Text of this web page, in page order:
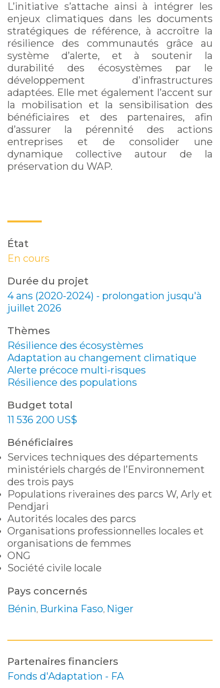
État
En cours
Durée du projet
4 ans (2020-2024) - prolongation jusqu'à
juillet 2026
Thèmes
Résilience des écosystèmes
Adaptation au changement climatique
Alerte précoce multi-risques
Résilience des populations
Budget total
11 536 200 US$
Bénéficiaires
Services techniques des départements
ministériels chargés de l’Environnement
des trois pays
Populations riveraines des parcs W, Arly et
Pendjari
Autorités locales des parcs
Organisations professionnelles locales et
organisations de femmes
ONG
Société civile locale
Pays concernés
Bénin, Burkina Faso, Niger
L’initiative s’attache ainsi à intégrer les
enjeux climatiques dans les documents
stratégiques de référence, à accroître la
résilience des communautés grâce au
système d’alerte, et à soutenir la
durabilité des écosystèmes par le
développement d’infrastructures
adaptées. Elle met également l’accent sur
la mobilisation et la sensibilisation des
bénéficiaires et des partenaires, afin
d’assurer la pérennité des actions
entreprises et de consolider une
dynamique collective autour de la
préservation du WAP.
Partenaires financiers
Fonds d'Adaptation - FA